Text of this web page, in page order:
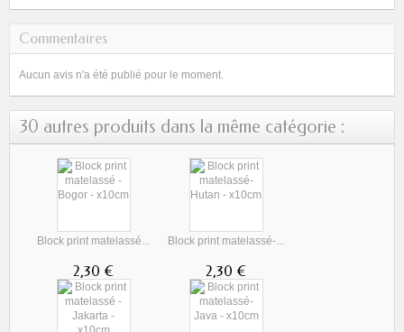
Commentaires
Aucun avis n'a été publié pour le moment.
30 autres produits dans la même catégorie :
Block print matelassé...
2,30 €
Block print matelassé-...
2,30 €